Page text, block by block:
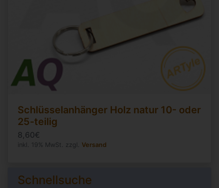
Schlüsselanhänger Holz natur 10- oder
25-teilig
8,60€
inkl. 19% MwSt. zzgl. Versand
Schnellsuche